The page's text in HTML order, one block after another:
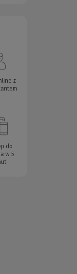
z
do
w 5